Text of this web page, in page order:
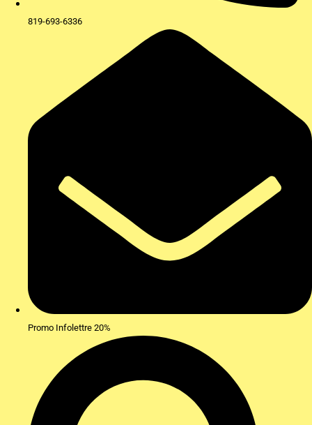
819-693-6336
Promo Infolettre 20%